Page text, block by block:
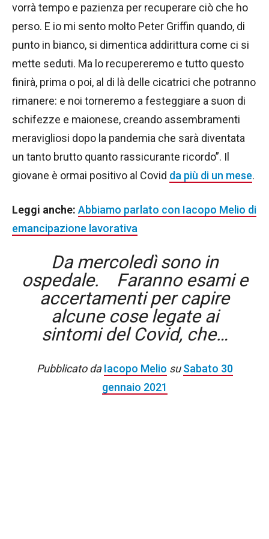
vorrà tempo e pazienza per recuperare ciò che ho
perso. E io mi sento molto Peter Griffin quando, di
punto in bianco, si dimentica addirittura come ci si
mette seduti. Ma lo recupereremo e tutto questo
finirà, prima o poi, al di là delle cicatrici che potranno
rimanere: e noi torneremo a festeggiare a suon di
schifezze e maionese, creando assembramenti
meravigliosi dopo la pandemia che sarà diventata
un tanto brutto quanto rassicurante ricordo”. Il
giovane è ormai positivo al Covid da più di un mese.
Leggi anche: Abbiamo parlato con Iacopo Melio di
emancipazione lavorativa
Da mercoledì sono in
ospedale.⠀ Faranno esami e
accertamenti per capire
alcune cose legate ai
sintomi del Covid, che…
Pubblicato daIacopo Melio suSabato 30
gennaio 2021